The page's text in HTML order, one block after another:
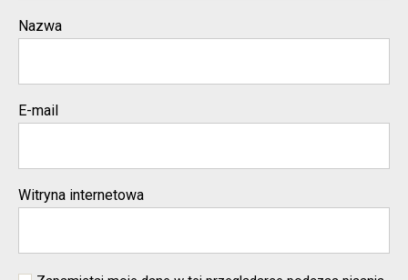
Nazwa
E-mail
Witryna internetowa